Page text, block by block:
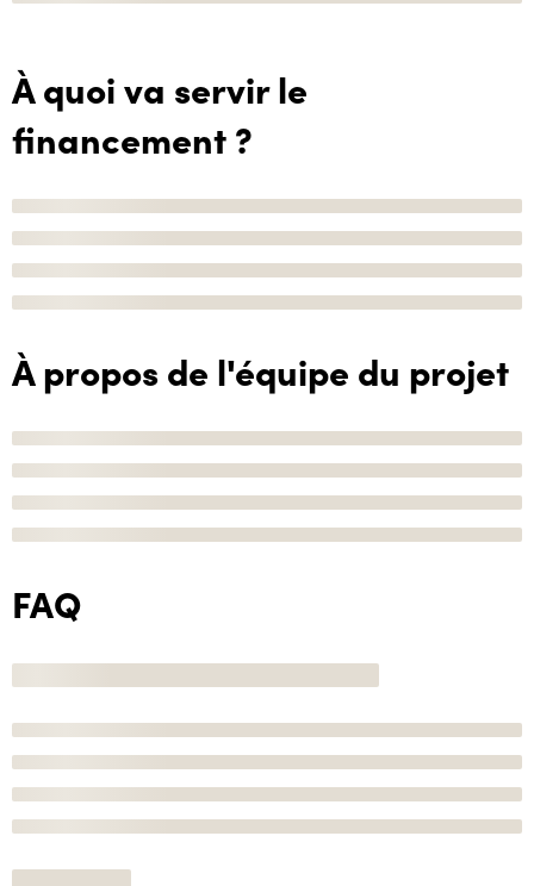
À quoi va servir le
financement ?
À propos de l'équipe du projet
FAQ